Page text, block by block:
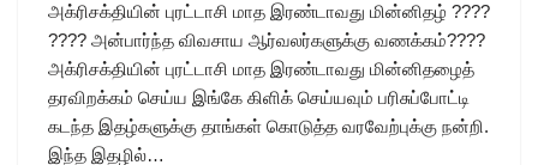
அக்ரிசக்தியின் புரட்டாசி மாத இரண்டாவது மின்னிதழ் ????
???? அன்பார்ந்த விவசாய ஆர்வலர்களுக்கு வணக்கம்????
அக்ரிசக்தியின் புரட்டாசி மாத இரண்டாவது மின்னிதழைத்
தரவிறக்கம் செய்ய இங்கே கிளிக் செய்யவும் பரிசுப்போட்டி
கடந்த இதழ்களுக்கு தாங்கள் கொடுத்த வரவேற்புக்கு நன்றி.
இந்த இதழில்…